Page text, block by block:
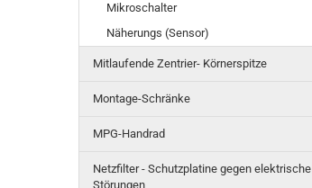
Mikroschalter
Näherungs (Sensor)
Mitlaufende Zentrier- Körnerspitze
Montage-Schränke
MPG-Handrad
Netzfilter - Schutzplatine gegen elektrische
Störungen